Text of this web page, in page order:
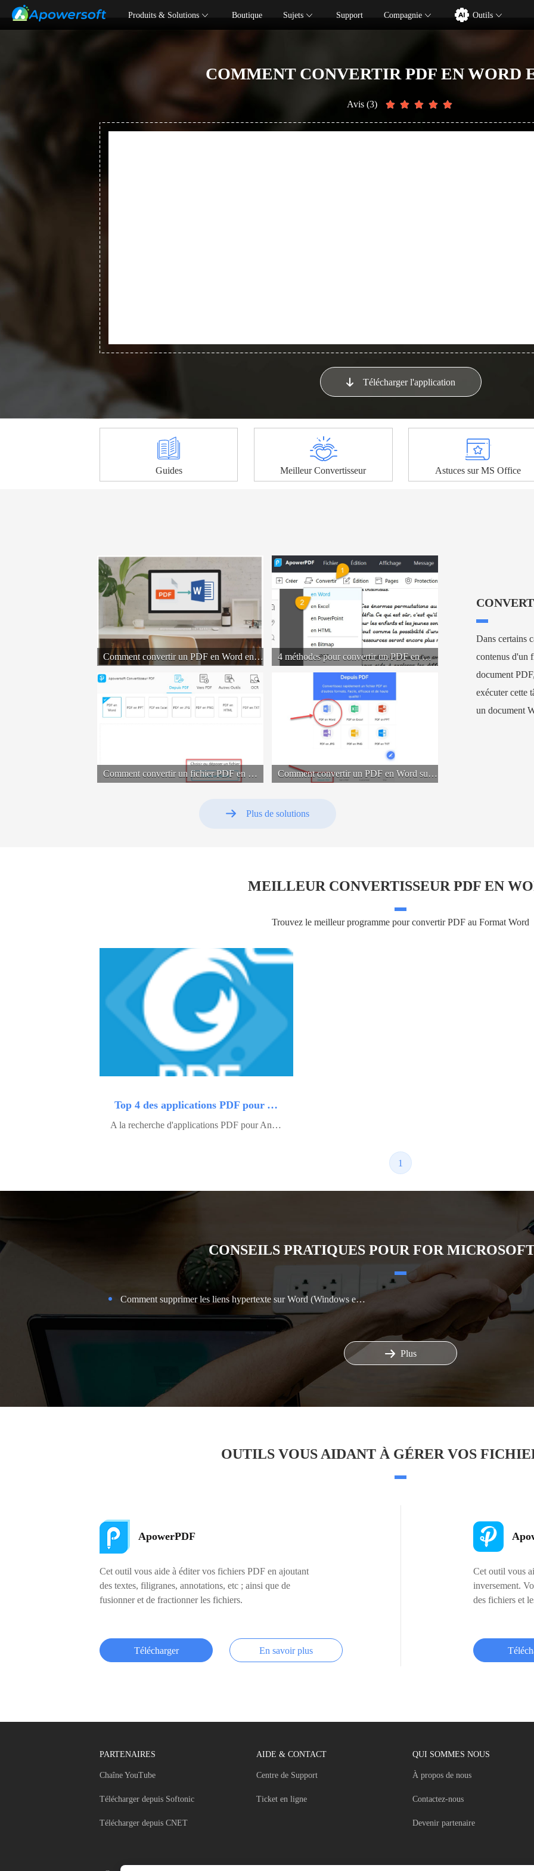
Produits & Solutions Boutique Sujets Support Compagnie Outils
COMMENT CONVERTIR PDF EN WORD
Avis (3)
Télécharger l'application
Guides Meilleur Convertisseur Astuces sur MS Office
Comment convertir un PDF en Word en ligne ? 4 méthodes pour convertir un PDF en Word
Comment convertir un fichier PDF en Word sur Windows ? Comment convertir un PDF en Word sur iPhone ?
Plus de solutions
Dans certains
contenus d'un
document
exécuter cette
un document
MEILLEUR CONVERTISSEUR PDF EN
Trouvez le meilleur programme pour convertir PDF au Format Word
Top 4 des applications PDF pour Android
A la recherche d'applications PDF pour Android, regardez la liste impressionnante des lecteurs PDF mobiles suivante. Lisez cet article !
1
CONSEILS PRATIQUES POUR FOR
Comment supprimer les liens hypertexte sur Word (Windows et Mac inclus)
Plus
OUTILS VOUS AIDANT À GÉRER VOS
ApowerPDF
Cet outil vous aide à éditer vos fichiers PDF en ajoutant
des textes, filigranes, annotations, etc ; ainsi que de
fusionner et de fractionner les fichiers.
Télécharger En savoir plus
Cet outil vous
inversement.
des fichiers et
PARTENAIRES
Chaîne YouTube
Télécharger depuis Softonic
Télécharger depuis CNET
AIDE & CONTACT
Centre de Support
Ticket en ligne
QUI SOMMES NOUS
À propos de nous
Contactez-nous
Devenir partenaire